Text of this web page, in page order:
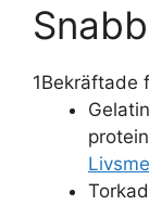
1Bekräftade